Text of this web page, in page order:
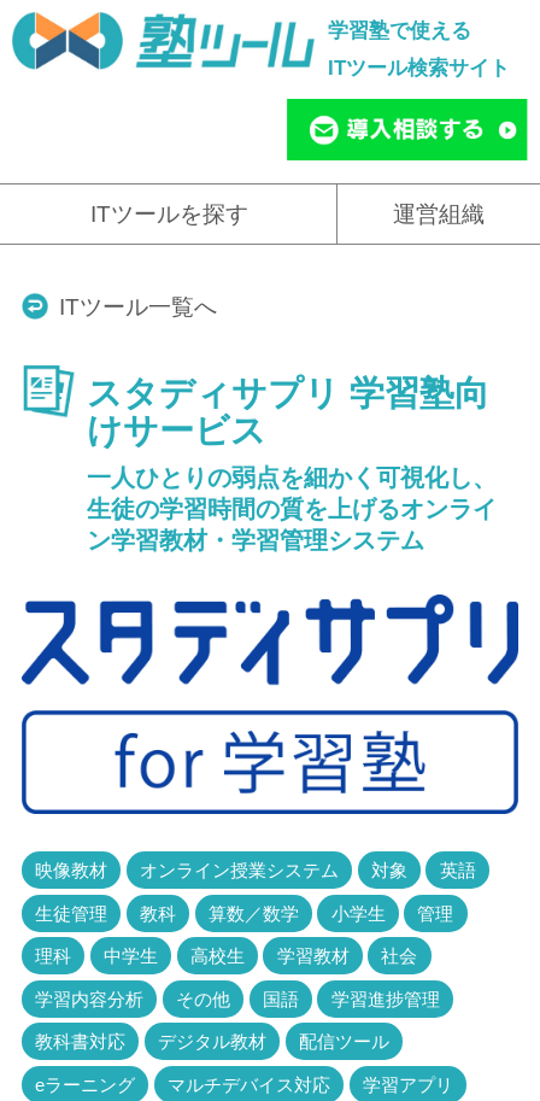
学習塾で使える
ITツール検索サイト
ITツールを探す 運営組織
ITツール一覧へ
スタディサプリ 学習塾向
けサービス
一人ひとりの弱点を細かく可視化し、
生徒の学習時間の質を上げるオンライ
ン学習教材・学習管理システム
映像教材 オンライン授業システム 対象 英語
生徒管理 教科 算数／数学 小学生 管理
理科 中学生 高校生 学習教材 社会
学習内容分析 その他 国語 学習進捗管理
教科書対応 デジタル教材 配信ツール
eラーニング マルチデバイス対応 学習アプリ